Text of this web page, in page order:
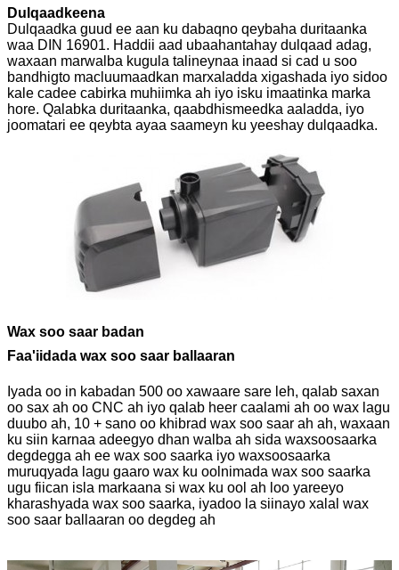
Dulqaadkeena
Dulqaadka guud ee aan ku dabaqno qeybaha duritaanka
waa DIN 16901. Haddii aad ubaahantahay dulqaad adag,
waxaan marwalba kugula talineynaa inaad si cad u soo
bandhigto macluumaadkan marxaladda xigashada iyo sidoo
kale cadee cabirka muhiimka ah iyo isku imaatinka marka
hore. Qalabka duritaanka, qaabdhismeedka aaladda, iyo
joomatari ee qeybta ayaa saameyn ku yeeshay dulqaadka.
Wax soo saar badan
Faa'iidada wax soo saar ballaaran
Iyada oo in kabadan 500 oo xawaare sare leh, qalab saxan
oo sax ah oo CNC ah iyo qalab heer caalami ah oo wax lagu
duubo ah, 10 + sano oo khibrad wax soo saar ah ah, waxaan
ku siin karnaa adeegyo dhan walba ah sida waxsoosaarka
degdegga ah ee wax soo saarka iyo waxsoosaarka
muruqyada lagu gaaro wax ku oolnimada wax soo saarka
ugu fiican isla markaana si wax ku ool ah loo yareeyo
kharashyada wax soo saarka, iyadoo la siinayo xalal wax
soo saar ballaaran oo degdeg ah